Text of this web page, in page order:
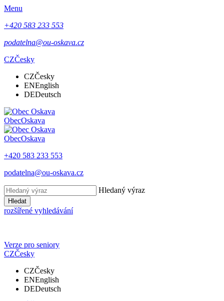
Menu
+420 583 233 553
podatelna@ou-oskava.cz
CZČesky
CZČesky
ENEnglish
DEDeutsch
ObecOskava
ObecOskava
+420 583 233 553
podatelna@ou-oskava.cz
Hledaný výraz
Hledat
rozšířené vyhledávání
Verze pro seniory
CZČesky
CZČesky
ENEnglish
DEDeutsch